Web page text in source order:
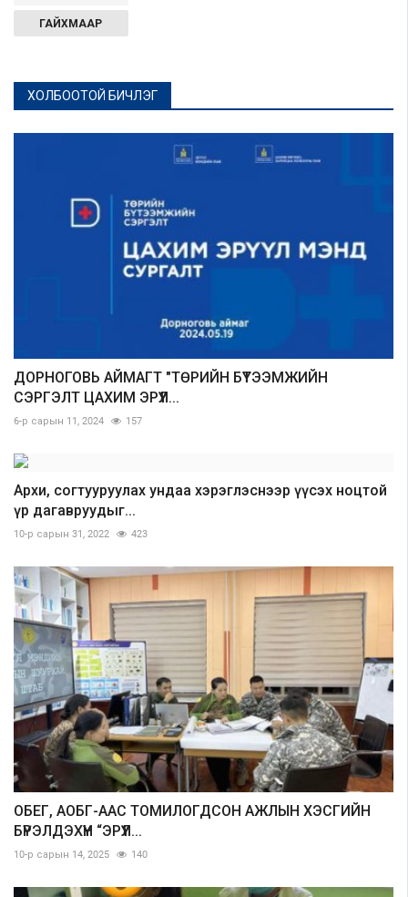
ГАЙХМААР
ХОЛБООТОЙ БИЧЛЭГ
ДОРНОГОВЬ АЙМАГТ "ТӨРИЙН БҮТЭЭМЖИЙН
СЭРГЭЛТ ЦАХИМ ЭРҮҮЛ...
6-р сарын 11, 2024 157
Архи, согтууруулах ундаа хэрэглэснээр үүсэх ноцтой
үр дагавруудыг...
10-р сарын 31, 2022 423
ОБЕГ, АОБГ-ААС ТОМИЛОГДСОН АЖЛЫН ХЭСГИЙН
БҮРЭЛДЭХҮҮН “ЭРҮҮЛ...
10-р сарын 14, 2025 140